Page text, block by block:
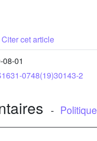
Citer cet article
01
0748(19)30143-2
- Politique